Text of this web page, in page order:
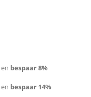
en bespaar8%
en bespaar 14%